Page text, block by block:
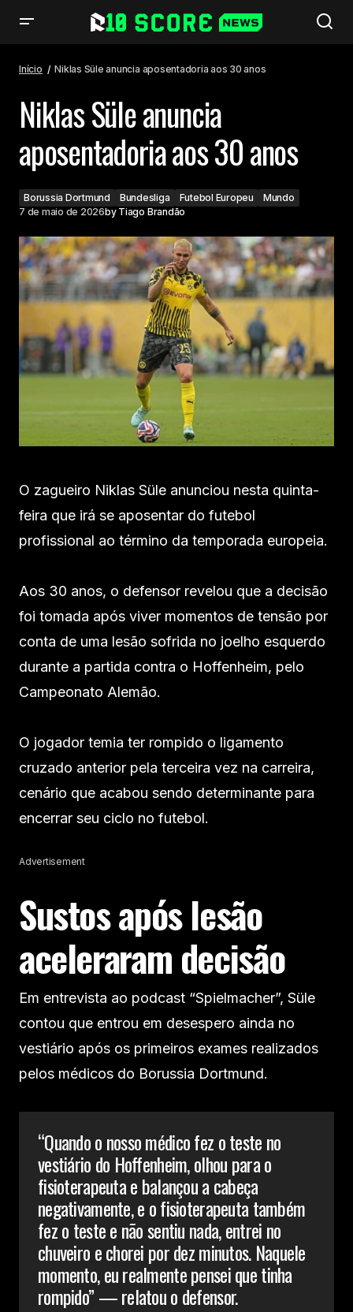
Início Niklas Süle anuncia aposentadoria aos 30 anos
Niklas Süle anuncia
aposentadoria aos 30 anos
Borussia Dortmund Bundesliga Futebol Europeu
Mundo
7 de maio de 2026by Tiago Brandão
O zagueiro Niklas Süle anunciou nesta quinta-
feira que irá se aposentar do futebol
profissional ao término da temporada europeia.
Aos 30 anos, o defensor revelou que a decisão
foi tomada após viver momentos de tensão por
conta de uma lesão sofrida no joelho esquerdo
durante a partida contra o Hoffenheim, pelo
Campeonato Alemão.
O jogador temia ter rompido o ligamento
cruzado anterior pela terceira vez na carreira,
cenário que acabou sendo determinante para
encerrar seu ciclo no futebol.
Advertisement
Sustos após lesão
aceleraram decisão
Em entrevista ao podcast “Spielmacher”, Süle
contou que entrou em desespero ainda no
vestiário após os primeiros exames realizados
pelos médicos do Borussia Dortmund.
“Quando o nosso médico fez o teste no
vestiário do Hoffenheim, olhou para o
fisioterapeuta e balançou a cabeça
negativamente, e o fisioterapeuta também
fez o teste e não sentiu nada, entrei no
chuveiro e chorei por dez minutos. Naquele
momento, eu realmente pensei que tinha
rompido” — relatou o defensor.